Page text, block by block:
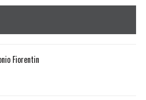
Fiorentin